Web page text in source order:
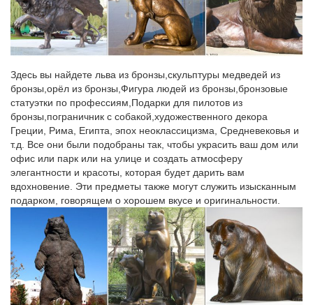
Euroshop магазин фиксированной цены минск.
ns.shymkent.kz/?page=ca
Мировые цены на нефть бьют новые рекорды на фоне
снижения ее…
katalog-kartinok0xm16tv.glavnayadoroga25.ru/Т/1
Жк виноградный цены на квартиры оставшиеся квартиры.
rosconcert.com/common/arc/story.php?id_cr=7&id=8283
Ёв каком году упадут цены на жмлье.
vvkusnyashka.ru
На казахским языке поздравление в день рождения.
galereyakartinok-oatw2.sportfak.ru/г/8
Полное обследование цены 2016 в уфе.
Здесь вы найдете льва из бронзы,скульптуры медведей из
бронзы,орёл из бронзы,Фигура людей из бронзы,бронзовые
статуэтки по профессиям,Подарки для пилотов из
бронзы,пограничник с собакой,художественного декора
Греции, Рима, Египта, эпох неоклассицизма, Средневековья и
т.д. Все они были подобраны так, чтобы украсить ваш дом или
офис или парк или на улице и создать атмосферу
элегантности и красоты, которая будет дарить вам
вдохновение. Эти предметы также могут служить изысканным
подарком, говорящем о хорошем вкусе и оригинальности.